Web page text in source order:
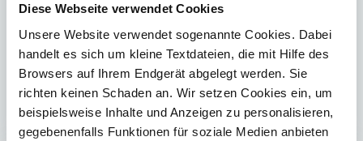
Diese Webseite verwendet Cookies
Unsere Website verwendet sogenannte Cookies. Dabei
handelt es sich um kleine Textdateien, die mit Hilfe des
Browsers auf Ihrem Endgerät abgelegt werden. Sie
richten keinen Schaden an. Wir setzen Cookies ein, um
beispielsweise Inhalte und Anzeigen zu personalisieren,
gegebenenfalls Funktionen für soziale Medien anbieten
Ab jetzt können Sie auf www.tax-checker.com
Steuern und Steuersysteme in 12 Ländern auch
in deutscher Sprache vergleichen! Der tax-
checker ist mehr als nur e...